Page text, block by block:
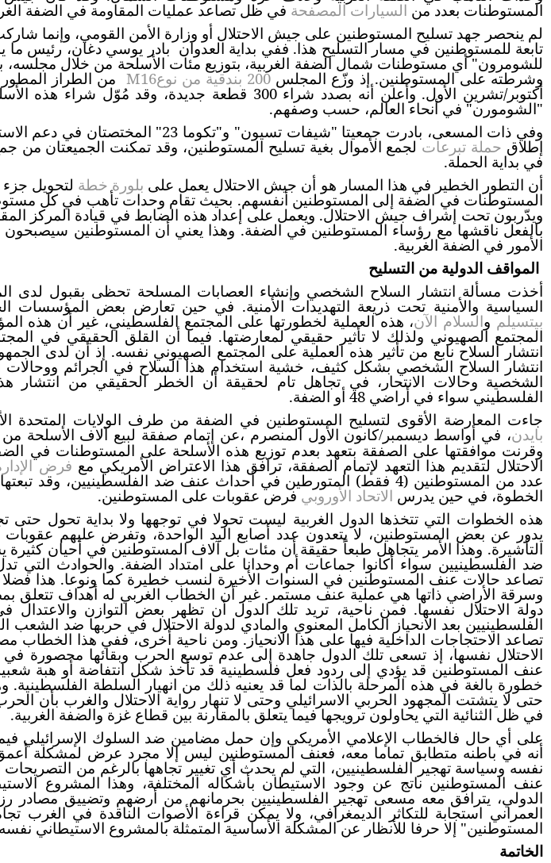
المستوطنات بعدد من السيارات المصفحة في ظل تصاعد عمليات المقاومة في الضفة
لم ينحصر جهد تسليح المستوطنين على جيش الاحتلال أو وزارة الأمن القومي، وإنما
تابعة للمستوطنين في مسار التسليح هذا. ففي بداية العدوان بادر يوسي دغان، رئيس ما
للشومرون" أي مستوطنات شمال الضفة الغربية، بتوزيع مئات الأسلحة من خلال مجلسه،
وشرطته على المستوطنين. إذ وزّع المجلس 200 بندقية من نوع M16 من الطراز
أكتوبر/تشرين الأول. وأعلن أنه بصدد شراء 300 قطعة جديدة، وقد
"الشومورن" في أنحاء العالم، حسب وصفهم.
وفي ذات المسعى، بادرت جمعيتا "شيفات تسيون"
إطلاق حملة تبرعاتلجمع الأموال بغية تسليح المستوطنين، وقد تمكنت الجميعتان من
في بداية الحملة.
أن التطور الخطير في هذا المسار هو أن جيش الاحتلال يعمل على بلورة خطة لتحويل
المستوطنات في الضفة إلى المستوطنين أنفسهم. بحيث تقام وحدات تأهب في كل
ويدّربون تحت إشراف جيش الاحتلال. ويعمل على إعداد هذه الضابط في قيادة المركز
بالفعل ناقشها مع رؤساء المستوطنين في الضفة. وهذا يعني أن المستوطنين
الأمور في الضفة الغربية.
المواقف الدولية من التسليح
أخذت مسألة انتشار السلاح الشخصي وإنشاء العصابات المسلحة تحظى بقبول لدى
السياسية والأمنية تحت ذريعة التهديدات الأمنية. في حين تعارض بعض المؤسسات
بيتسيلموالسلام الآن، هذه العملية لخطورتها على المجتمع الفلسطيني، غير أن هذه
المجتمع الصهيوني ولذلك لا تأثير حقيقي لمعارضتها. فيما أن القلق الحقيقي في
انتشار السلاح نابع من تأثير هذه العملية على المجتمع الصهيوني نفسه. إذ أن لدى
انتشار السلاح الشخصي بشكل كثيف، خشية استخدام هذا السلاح في الجرائم ووحالات
الشخصية وحالات الانتحار، في تجاهل تام لحقيقة أن الخطر الحقيقي من انتشار
الفلسطيني سواء في أراضي 48 أو الضفة.
جاءت المعارضة الأقوى لتسليح المستوطنين في الضفة من طرف الولايات المتحدة
بايدن، في أواسط ديسمبر/كانون الأول المنصرم ،عن إتمام صفقة لبيع آلاف الأسلحة
وقرنت موافقتها على الصفقة بتعهد بعدم توزيع هذه الأسلحة على المستوطنات في
الاحتلال لتقديم هذا التعهد لإتمام الصفقة، ترافق هذا الاعتراض الأمريكي مع فرض
عدد من المستوطنين (4 فقط) المتورطين في أحداث عنف ضد الفلسطينيين، وقد تبعتها
الخطوة، في حين يدرس الاتحاد الأوروبيفرض عقوبات على المستوطنين.
هذه الخطوات التي تتخذها الدول الغربية ليست تحولا في توجهها ولا بداية تحول حتى
يدور عن بعض المستوطنين، لا يتعدون عدد أصابع اليد الواحدة، وتفرض عليهم
التأشيرة. وهذا الأمر يتجاهل طبعاً حقيقة أن مئات بل آلاف المستوطنين في أحيان
ضد الفلسطينيين سواء أكانوا جماعات أم وحدانا على امتداد الضفة. والحوادث التي
تصاعد حالات عنف المستوطنين في السنوات الأخيرة لنسب خطيرة كما ونوعا. هذا
وسرقة الأراضي ذاتها هي عملية عنف مستمر. غير أن الخطاب الغربي له أهداف تتعلق
دولة الاحتلال نفسها. فمن ناحية، تريد تلك الدول أن تظهر بعض التوازن والاعتدال
الفلسطينيين بعد الانحياز الكامل المعنوي والمادي لدولة الاحتلال في حربها ضد
تصاعد الاحتجاجات الداخلية فيها على هذا الانحياز. ومن ناحية أخرى، ففي هذا الخطاب
الاحتلال نفسها، إذ تسعى تلك الدول جاهدة إلى عدم توسع الحرب وبقائها محصورة
عنف المستوطنين قد يؤدي إلى ردود فعل فلسطينية قد تأخذ شكل انتفاضة أو هبة شعبية
خطورة بالغة في هذه المرحلة بالذات لما قد يعنيه ذلك من انهيار السلطة الفلسطينية.
حتى لا يتشتت المجهود الحربي الاسرائيلي وحتى لا تنهار رواية الاحتلال والغرب
في ظل الثنائية التي يحاولون ترويجها فيما يتعلق بالمقارنة بين قطاع غزة والضفة الغربية.
على أي حال فالخطاب الإعلامي الأمريكي وإن حمل مضامين ضد السلوك الإسرائيلي
أنه في باطنه متطابق تماما معه، فعنف المستوطنين ليس إلا مجرد عرض لمشكلة
نفسه وسياسة تهجير الفلسطينيين، التي لم يحدث أي تغيير تجاهها بالرغم من التصريحات
عنف المستوطنين ناتج عن وجود الاستيطان بأشكاله المختلفة، وهذا المشروع
الدولي، يترافق معه مسعى تهجير الفلسطينيين بحرمانهم من أرضهم وتضييق مصادر
العمراني استجابة للتكاثر الديمغرافي، ولا يمكن قراءة الأصوات الناقدة في
المستوطنين" إلا حرفا للأنظار عن المشكلة الأساسية المتمثلة بالمشروع الاستيطاني
الخاتمة